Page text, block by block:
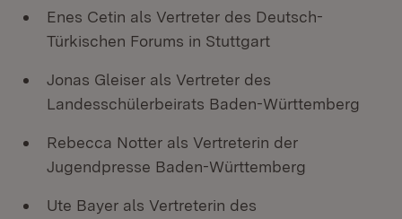
Enes Cetin als Vertreter des Deutsch-
Türkischen Forums in Stuttgart
Jonas Gleiser als Vertreter des
Landesschülerbeirats Baden-Württemberg
Rebecca Notter als Vertreterin der
Jugendpresse Baden-Württemberg
Ute Bayer als Vertreterin des